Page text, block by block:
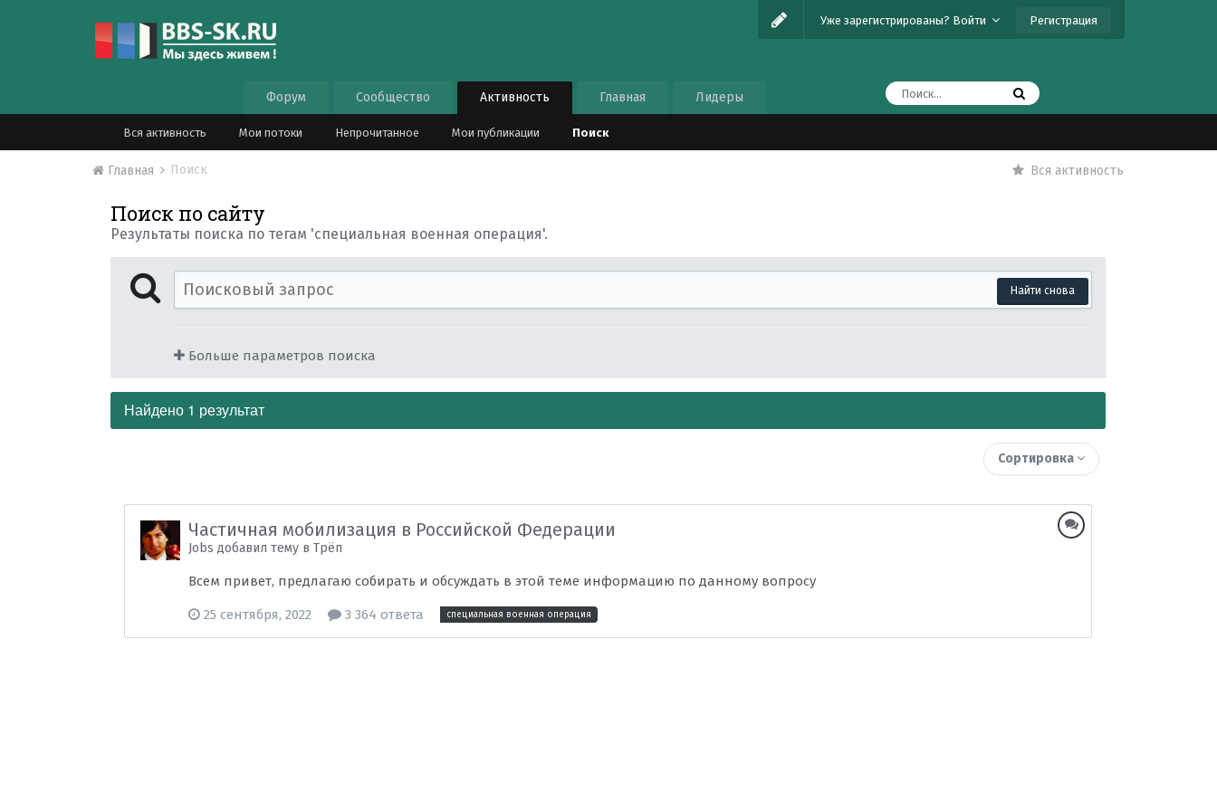
Уже зарегистрированы? Войти Регистрация
Форум Сообщество Активность
Вся активность Мои потоки Непрочитанное Мои публикации Поиск
Главная Лидеры
Вся активность
Главная Поиск
Поиск по сайту
Результаты поиска по тегам 'специальная военная операция'.
Найти снова
Больше параметров поиска
Найдено 1 результат
Сортировка
Частичная мобилизация в Российской Федерации
Jobs добавил тему вТрёп
Всем привет, предлагаю собирать и обсуждать в этой теме информацию по данному вопросу
25 сентября, 2022 3 364 ответа специальная военная операция